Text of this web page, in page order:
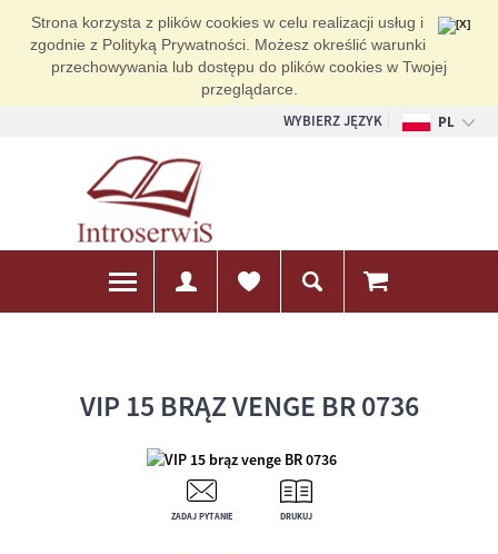
Strona korzysta z plików cookies w celu realizacji usług i
zgodnie z Polityką Prywatności. Możesz określić warunki
przechowywania lub dostępu do plików cookies w Twojej
przeglądarce.
WYBIERZ JĘZYK
PL
VIP 15 BRĄZ VENGE BR 0736
ZADAJ PYTANIE DRUKUJ